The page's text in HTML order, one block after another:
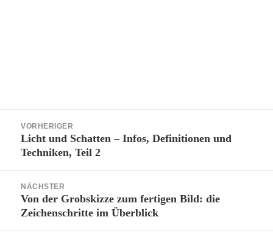
VORHERIGER
Vorheriger
Beitrag:
Licht und Schatten – Infos, Definitionen und
Techniken, Teil 2
NÄCHSTER
Nächster
Beitrag:
Von der Grobskizze zum fertigen Bild: die
Zeichenschritte im Überblick